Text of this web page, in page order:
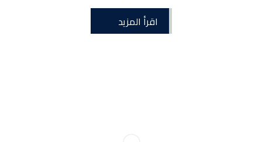
اقرأ المزيد